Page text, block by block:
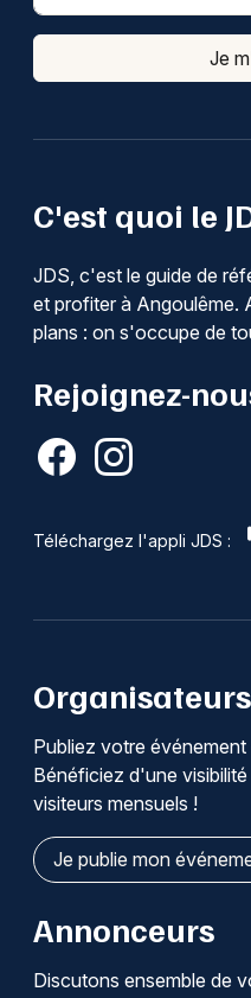
C'est quoi le
JDS, c'est le guide de
et profiter à Angoulême.
plans : on s'occupe de
Rejoignez-
Téléchargez l'appli JDS :
Je
Organisateurs
Publiez votre
Bénéficiez d'une
visiteurs mensuels !
Je publie mon
Annonceurs
Discutons ensemble de